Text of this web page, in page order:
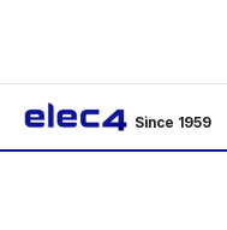
Since 1959